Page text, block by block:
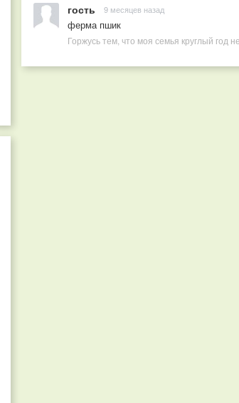
гость 9 месяцев назад
ферма пшик